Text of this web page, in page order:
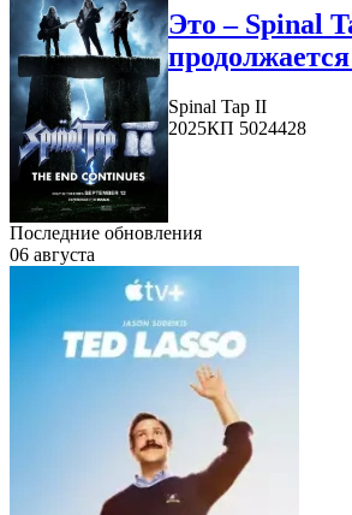
Это – Spinal
Spinal Tap II
2025КП 5024428
Последние обновления
06 августа